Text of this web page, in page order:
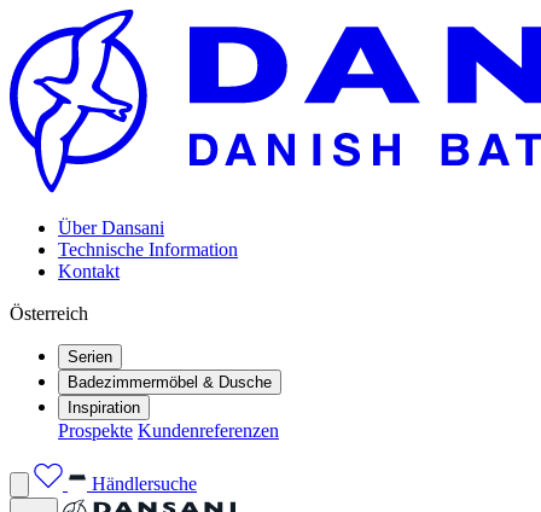
Über Dansani
Technische Information
Kontakt
Österreich
Serien
Badezimmermöbel & Dusche
Inspiration
Prospekte Kundenreferenzen
Händlersuche